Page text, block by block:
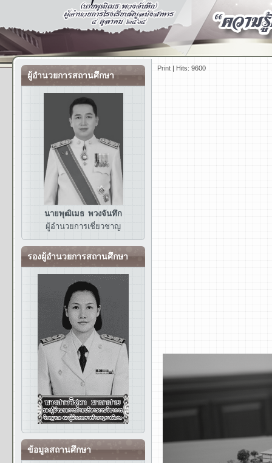
ผู้อำนวยการสถานศึกษา
นายพุฒิเมธ พวงจันทึก
ผู้อำนวยการเชี่ยวชาญ
รองผู้อำนวยการสถานศึกษา
ข้อมูลสถานศึกษา
Print | Hits: 9600